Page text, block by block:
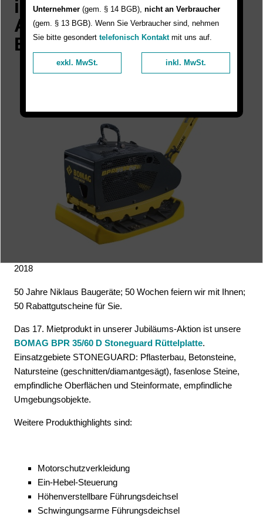
in unserer Jubiläums-
Aktion "50 Jahre Niklaus
Baugeräte"
2018
50 Jahre Niklaus Baugeräte; 50 Wochen feiern wir mit Ihnen;
50 Rabattgutscheine für Sie.
Das 17. Mietprodukt in unserer Jubiläums-Aktion ist unsere
BOMAG BPR 35/60 D Stoneguard Rüttelplatte.
Einsatzgebiete STONEGUARD: Pflasterbau, Betonsteine,
Natursteine (geschnitten/diamantgesägt), fasenlose Steine,
empfindliche Oberflächen und Steinformate, empfindliche
Umgebungsobjekte.
Weitere Produkthighlights sind:
Motorschutzverkleidung
Ein-Hebel-Steuerung
Höhenverstellbare Führungsdeichsel
Schwingungsarme Führungsdeichsel
Unternehmer (gem. § 14 BGB), nicht an Verbraucher
(gem. § 13 BGB). Wenn Sie Verbraucher sind, nehmen
Sie bitte gesondert telefonisch Kontaktmit uns auf.
exkl. MwSt. inkl. MwSt.